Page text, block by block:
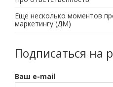
Еще несколько моментов
маркетингу (ДМ)
Подписаться на
Ваш e-mail